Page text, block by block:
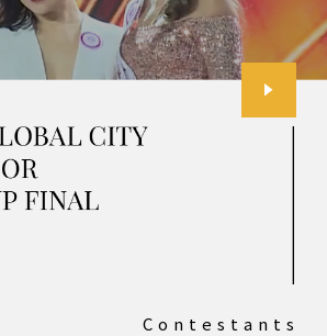
Contestants